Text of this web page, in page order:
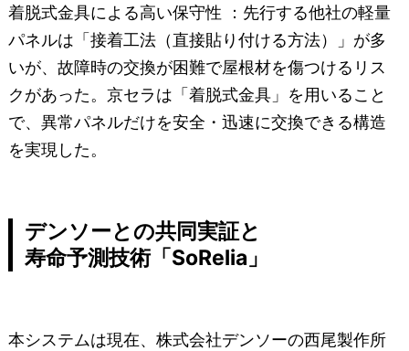
着脱式金具による高い保守性 ：先行する他社の軽量
パネルは「接着工法（直接貼り付ける方法）」が多
いが、故障時の交換が困難で屋根材を傷つけるリス
クがあった。京セラは「着脱式金具」を用いること
で、異常パネルだけを安全・迅速に交換できる構造
を実現した。
デンソーとの共同実証と
寿命予測技術「SoRelia」
本システムは現在、株式会社デンソーの西尾製作所